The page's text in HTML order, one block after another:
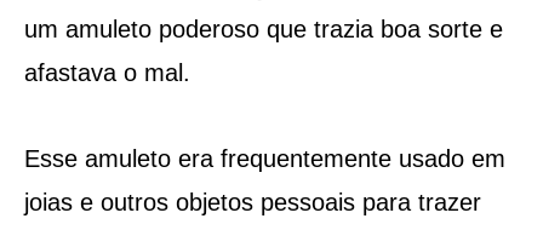
um amuleto poderoso que trazia boa sorte e
afastava o mal.
Esse amuleto era frequentemente usado em
joias e outros objetos pessoais para trazer